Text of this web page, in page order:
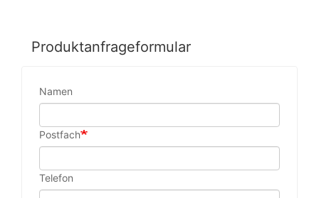
Produktanfrageformular
Namen
Postfach
Telefon